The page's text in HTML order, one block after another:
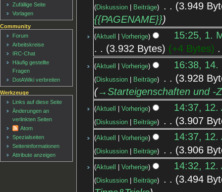
Diskussion Beiträge
3.949
{{PAGENAME}}
Aktuell Vorherige
15:25, 1.
3.932 Bytes
+4 Bytes
Aktuell Vorherige 16:38, 14.
Diskussion Beiträge
3.928
→‎Starteigenschaften und -
Aktuell Vorherige 14:37, 12.
Diskussion Beiträge 3.907
Aktuell Vorherige 14:37, 12.
Diskussion Beiträge 3.906
Aktuell Vorherige 14:32, 12.
Diskussion Beiträge
3.494
Zufällige Seite
Vorlagen
Community
Forum
Arbeitskreise
IRC-Chat
Häufig gestellte
Fragen
DotAWiki verbreiten
Werkzeuge
Links auf diese Seite
Änderungen an
verlinkten Seiten
Atom
Spezialseiten
Seiten­informationen
Attribute anzeigen